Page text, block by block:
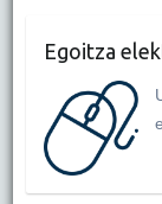
Egoitza